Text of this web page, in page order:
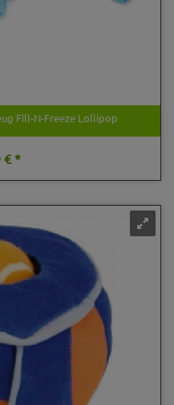
Fill-N-Freeze Lollipop
€ *